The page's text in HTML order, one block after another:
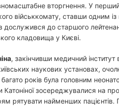
вторгнення. У
військкомату, ставши одним
дослужився до старшого
кладовища у Києві.
, закінчивши медичний
наукових установах,
багато років була головним
зосереджувалися на
рятувати найменших